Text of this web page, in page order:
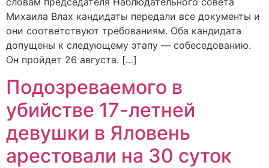
Михаила Влах кандидаты передали все документы и
они соответствуют требованиям. Оба кандидата
допущены к следующему этапу — собеседованию.
Он пройдет 26 августа. […]
Подозреваемого в
убийстве 17-летней
девушки в Яловень
арестовали на 30 суток